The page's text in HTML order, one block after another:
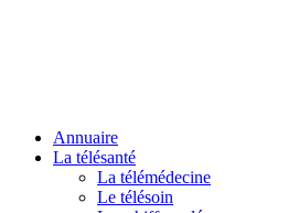
Annuaire
La télésanté
La télémédecine
Le télésoin